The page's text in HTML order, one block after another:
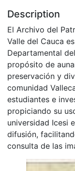
Description
El Archivo del
Valle del Cauca
Departamental
propósito de
preservación y
comunidad
estudiantes e
propiciando su
universidad Icesi
difusión,
consulta de las